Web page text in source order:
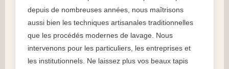
depuis de nombreuses années, nous maîtrisons
aussi bien les techniques artisanales traditionnelles
que les procédés modernes de lavage. Nous
intervenons pour les particuliers, les entreprises et
les institutionnels. Ne laissez plus vos beaux tapis